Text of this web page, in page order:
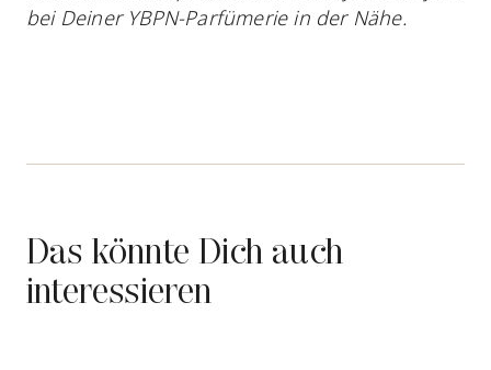
bei Deiner YBPN-Parfümerie in der Nähe.
Das könnte Dich auch
interessieren